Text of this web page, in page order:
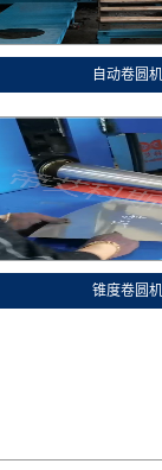
自动卷圆机
锥度卷圆机